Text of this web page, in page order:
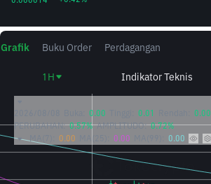
Grafik Buku Order Perdagangan
1H Indikator Teknis
0.00 0.01 0.00
PERUBAHAN: 0.57% AMPLITUDO: 0.72%
MA(7):
0.00 0.00 0.00